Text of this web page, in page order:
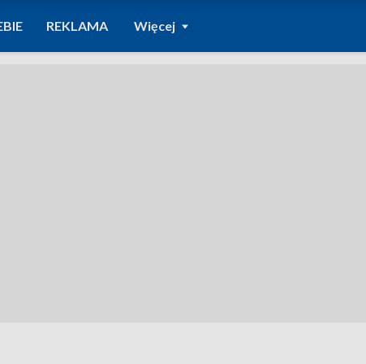
REKLAMA Więcej